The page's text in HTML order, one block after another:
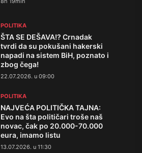
POLITIKA
ŠTA SE DEŠAVA!? Crnadak
tvrdi da su pokušani hakerski
napadi na sistem BiH, poznato i
zbog čega!
22.07.2026. u 09:00
POLITIKA
NAJVEĆA POLITIČKA TAJNA:
Evo na šta političari troše naš
novac, čak po 20.000-70.000
eura, imamo listu
13.07.2026. u 11:30